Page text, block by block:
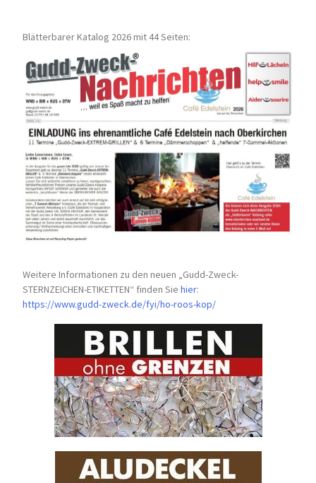
Blätterbarer Katalog 2026 mit 44 Seiten:
Weitere Informationen zu den neuen „Gudd-Zweck-
STERNZEICHEN-ETIKETTEN“ finden Siehier:
https://www.gudd-zweck.de/fyi/ho-roos-kop/